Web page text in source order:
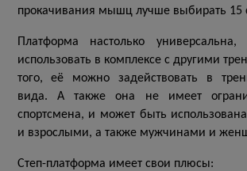
прокачивания мышц лучше выбирать 15
Платформа настолько
использовать в комплексе с другими
того, её можно задействовать в
вида. А также она не имеет
спортсмена, и может быть
и взрослыми, а также мужчинами и
Степ-платформа имеет свои плюсы: